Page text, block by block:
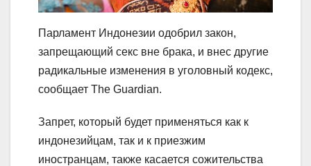
Парламент Индонезии одобрил закон,
запрещающий секс вне брака, и внес другие
радикальные изменения в уголовный кодекс,
сообщает The Guardian.
Запрет, который будет применяться как к
индонезийцам, так и к приезжим
иностранцам, также касается сожительства